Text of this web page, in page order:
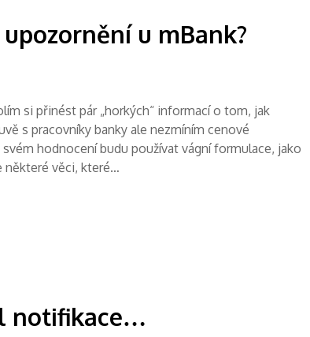
u mBank?
si přinést pár „horkých“ informací o tom, jak
s pracovníky banky ale nezmíním cenové
hodnocení budu používat vágní formulace, jako
některé věci, které…
notifikace…